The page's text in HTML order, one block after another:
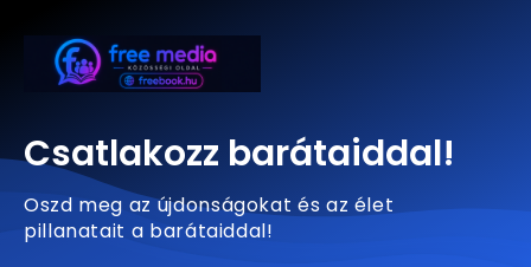
Csatlakozz barátaiddal!
Oszd meg az újdonságokat és az élet
pillanatait a barátaiddal!